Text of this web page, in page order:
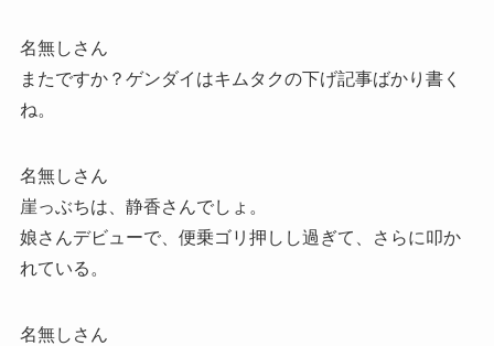
名無しさん
またですか？ゲンダイはキムタクの下げ記事ばかり書く
ね。
名無しさん
崖っぶちは、静香さんでしょ。
娘さんデビューで、便乗ゴリ押しし過ぎて、さらに叩か
れている。
名無しさん